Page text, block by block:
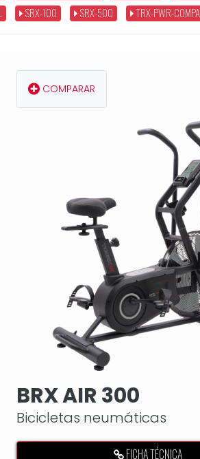
SRX-100 SRX-500 TRX-PWR-
COMPARAR
BRX AIR 300
Bicicletas neumáticas
FICHA TÉCNICA